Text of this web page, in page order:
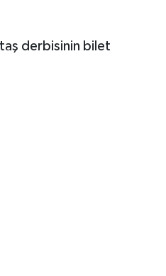
derbisinin bilet